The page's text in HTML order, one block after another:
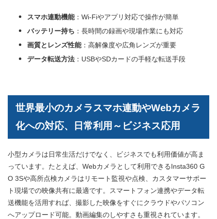
スマホ連動機能：Wi-Fiやアプリ対応で操作が簡単
バッテリー持ち ：長時間の録画や現場作業にも対応
画質とレンズ性能：高解像度や広角レンズが重要
データ転送方法 ：USBやSDカードの手軽な転送手段
世界最小のカメラスマホ連動やWebカメラ
化への対応、日常利用～ビジネス応用
小型カメラは日常生活だけでなく、ビジネスでも利用価値が高ま
っています。たとえば、Webカメラとして利用できるInsta360 G
O 3Sや高所点検カメラはリモート監視や点検、カスタマーサポー
ト現場での映像共有に最適です。スマートフォン連携やデータ転
送機能を活用すれば、撮影した映像をすぐにクラウドやパソコン
へアップロード可能。動画編集のしやすさも重視されています。